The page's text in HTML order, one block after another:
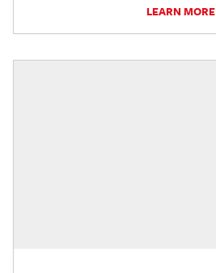
LEARN MORE